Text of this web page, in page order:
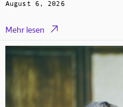
August 6, 2026
Mehr lesen 